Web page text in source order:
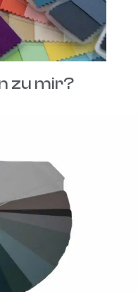
zu mir?